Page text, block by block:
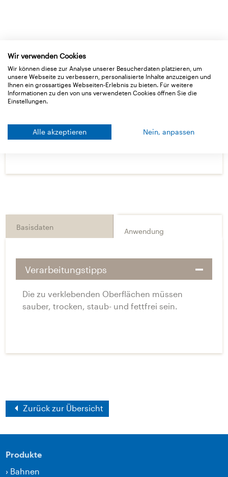
Basisdaten
Lieferformen
Downloads
Basisdaten Anwendung
Verarbeitungstipps
Die zu verklebenden Oberflächen müssen
sauber, trocken, staub- und fettfrei sein.
Zurück zur Übersicht
Produkte
› Bahnen
Wir verwenden Cookies
Wir können diese zur Analyse unserer Besucherdaten platzieren, um
unsere Webseite zu verbessern, personalisierte Inhalte anzuzeigen und
Ihnen ein grossartiges Webseiten-Erlebnis zu bieten. Für weitere
Informationen zu den von uns verwendeten Cookies öffnen Sie die
Einstellungen.
Alle akzeptieren Nein, anpassen